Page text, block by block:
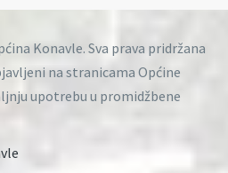
Konavle. Sva prava pridržana
na stranicama Općine
upotrebu u promidžbene